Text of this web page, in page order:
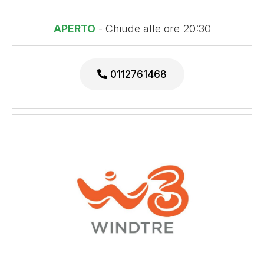
APERTO - Chiude alle ore 20:30
0112761468